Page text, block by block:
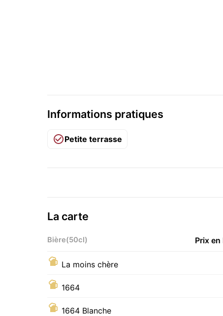
Informations pratiques
Petite terrasse
La carte
Bière(50cl) Prix
La moins chère
1664
1664 Blanche